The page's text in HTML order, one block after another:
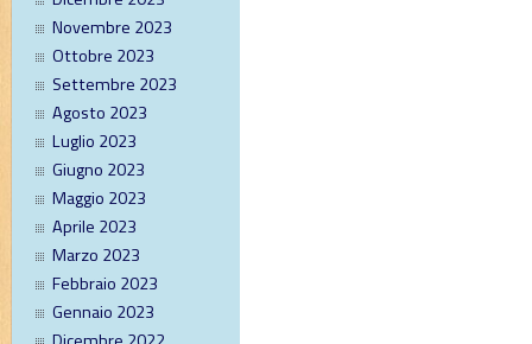
Novembre 2023
Ottobre 2023
Settembre 2023
Agosto 2023
Luglio 2023
Giugno 2023
Maggio 2023
Aprile 2023
Marzo 2023
Febbraio 2023
Gennaio 2023